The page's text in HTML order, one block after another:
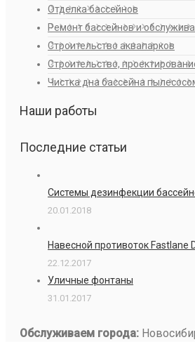
Отделка бассейнов
Ремонт бассейнов и
Строительство аквапарков
Строительство,
Чистка дна бассейна
Наши работы
Последние статьи
Системы дезинфекции
20.01.2018
Навесной противоток
22.12.2017
Уличные фонтаны
31.01.2017
Обслуживаем города: